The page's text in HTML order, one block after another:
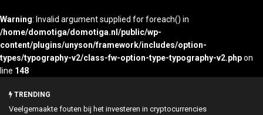
Warning: Invalid argument supplied for foreach() in
/home/domotiga/domotiga.nl/public/wp-
content/plugins/unyson/framework/includes/option-
types/typography-v2/class-fw-option-type-typography-v2.phpon
line 148
TRENDING
Veelgemaakte fouten bij het investeren in cryptocurrenciesZo verhoog je